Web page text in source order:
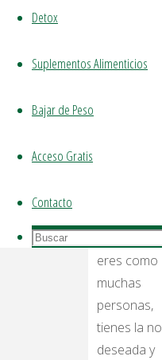
Detox
Suplementos Alimenticios
Bajar de Peso
Acceso Gratis
Contacto
Buscar
Buscar:
eres como
muchas
personas,
tienes la no
deseada y